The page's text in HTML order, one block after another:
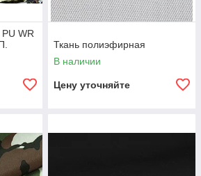
WR
Ткань полиэфирная
В наличии
Цену уточняйте